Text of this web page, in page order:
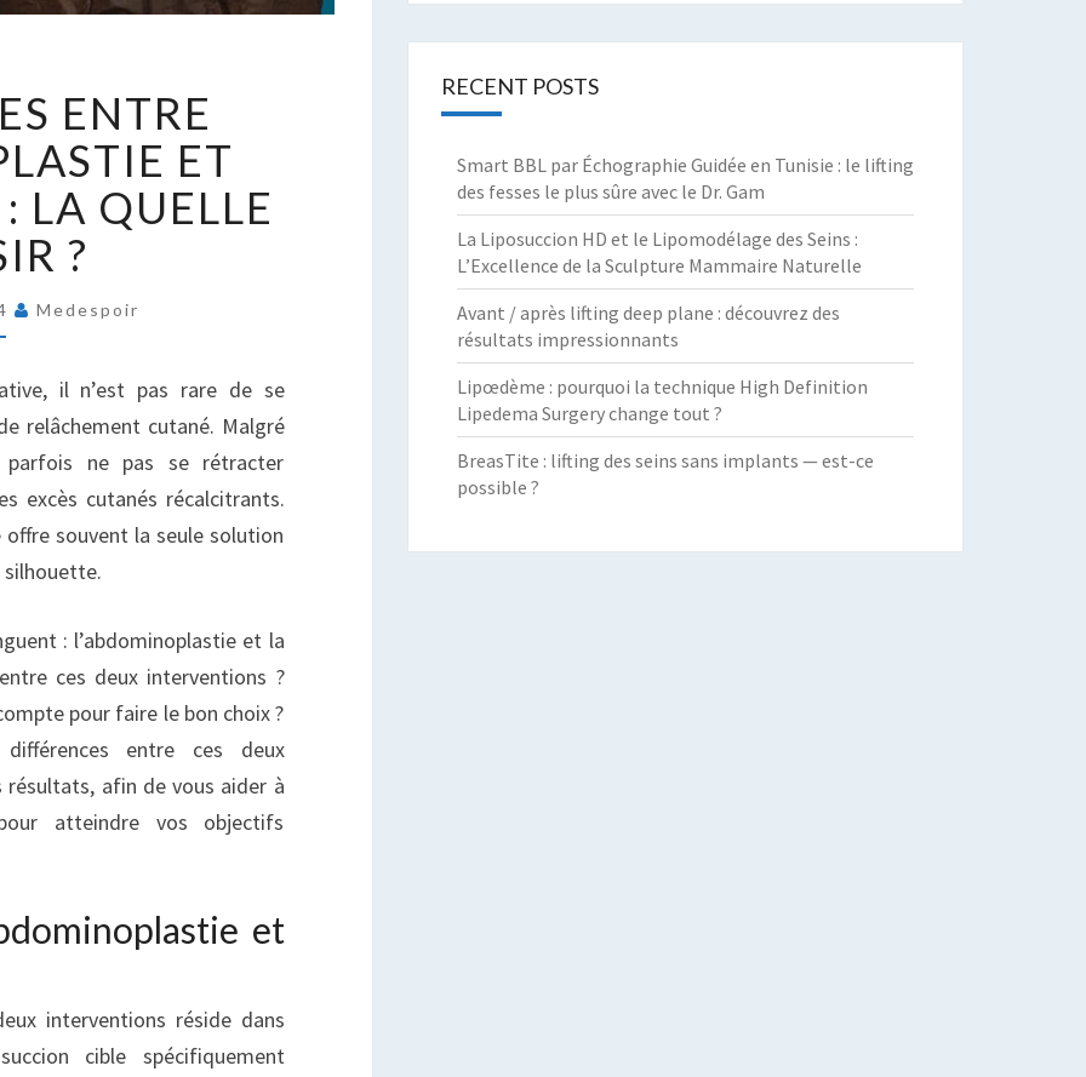
ENTRE
ET
LA QUELLE
?
Medespoir
il n’est pas rare de se
relâchement cutané. Malgré
ne pas se rétracter
excès cutanés récalcitrants.
souvent la seule solution
silhouette.
: l’abdominoplastie et la
ces deux interventions ?
pour faire le bon choix ?
entre ces deux
afin de vous aider à
atteindre vos objectifs
et
interventions réside dans
cible spécifiquement
RECENT POSTS
Smart BBL par Échographie Guidée en Tunisie : le lifting
des fesses le plus sûre avec le Dr. Gam
La Liposuccion HD et le Lipomodélage des Seins :
L’Excellence de la Sculpture Mammaire Naturelle
Avant / après lifting deep plane : découvrez des
résultats impressionnants
Lipœdème : pourquoi la technique High Definition
Lipedema Surgery change tout ?
BreasTite : lifting des seins sans implants — est-ce
possible ?